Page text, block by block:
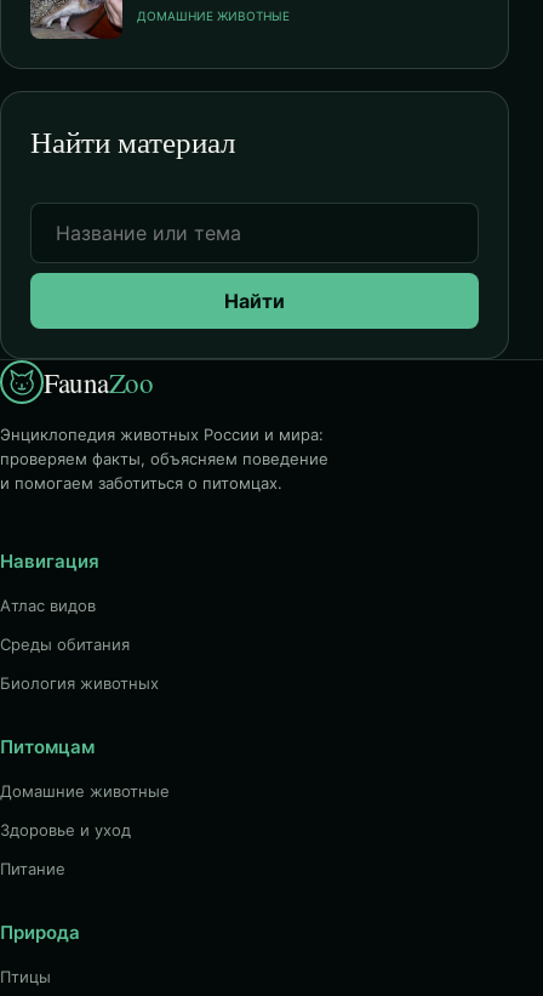
ДОМАШНИЕ ЖИВОТНЫЕ
Найти материал
Найти
FaunaZoo
Энциклопедия животных России и мира:
проверяем факты, объясняем поведение
и помогаем заботиться о питомцах.
Навигация
Атлас видов
Среды обитания
Биология животных
Питомцам
Домашние животные
Здоровье и уход
Питание
Природа
Птицы